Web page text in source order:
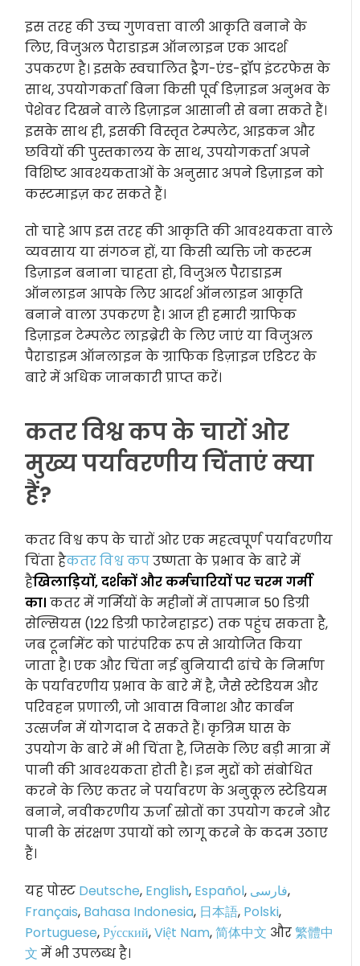
इस तरह की उच्च गुणवत्ता वाली आकृति बनाने के
लिए, विजुअल पैराडाइम ऑनलाइन एक आदर्श
उपकरण है। इसके स्वचालित ड्रैग-एंड-ड्रॉप इंटरफेस के
साथ, उपयोगकर्ता बिना किसी पूर्व डिज़ाइन अनुभव के
पेशेवर दिखने वाले डिज़ाइन आसानी से बना सकते हैं।
इसके साथ ही, इसकी विस्तृत टेम्पलेट, आइकन और
छवियों की पुस्तकालय के साथ, उपयोगकर्ता अपने
विशिष्ट आवश्यकताओं के अनुसार अपने डिज़ाइन को
कस्टमाइज़ कर सकते हैं।
तो चाहे आप इस तरह की आकृति की आवश्यकता वाले
व्यवसाय या संगठन हों, या किसी व्यक्ति जो कस्टम
डिज़ाइन बनाना चाहता हो, विजुअल पैराडाइम
ऑनलाइन आपके लिए आदर्श ऑनलाइन आकृति
बनाने वाला उपकरण है। आज ही हमारी ग्राफिक
डिज़ाइन टेम्पलेट लाइब्रेरी के लिए जाएं या विजुअल
पैराडाइम ऑनलाइन के ग्राफिक डिज़ाइन एडिटर के
बारे में अधिक जानकारी प्राप्त करें।
कतर विश्व कप के चारों ओर
मुख्य पर्यावरणीय चिंताएं क्या
हैं?
कतर विश्व कप के चारों ओर एक महत्वपूर्ण पर्यावरणीय
चिंता हैकतर विश्व कपउष्णता के प्रभाव के बारे में
हैखिलाड़ियों, दर्शकों और कर्मचारियों पर चरम गर्मी
का। कतर में गर्मियों के महीनों में तापमान 50 डिग्री
सेल्सियस (122 डिग्री फारेनहाइट) तक पहुंच सकता है,
जब टूर्नामेंट को पारंपरिक रूप से आयोजित किया
जाता है। एक और चिंता नई बुनियादी ढांचे के निर्माण
के पर्यावरणीय प्रभाव के बारे में है, जैसे स्टेडियम और
परिवहन प्रणाली, जो आवास विनाश और कार्बन
उत्सर्जन में योगदान दे सकते हैं। कृत्रिम घास के
उपयोग के बारे में भी चिंता है, जिसके लिए बड़ी मात्रा में
पानी की आवश्यकता होती है। इन मुद्दों को संबोधित
करने के लिए कतर ने पर्यावरण के अनुकूल स्टेडियम
बनाने, नवीकरणीय ऊर्जा स्रोतों का उपयोग करने और
पानी के संरक्षण उपायों को लागू करने के कदम उठाए
हैं।
यह पोस्ट Deutsche, English, Español, فارسی,
Français, Bahasa Indonesia, 日本語, Polski,
Portuguese,Ру́сский,Việt Nam,简体中文 और繁體中
文 में भी उपलब्ध है।